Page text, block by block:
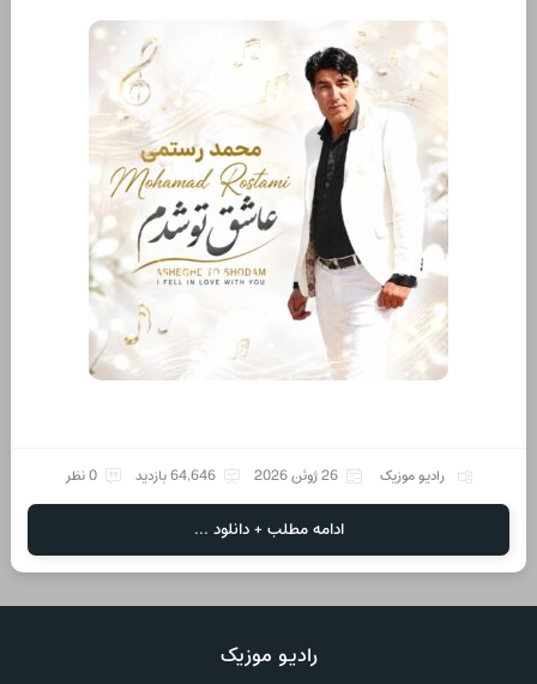
رادیو موزیک 26 ژوئن 2026 64,646 بازدید 0 نظر
ادامه مطلب + دانلود ...
رادیو موزیک